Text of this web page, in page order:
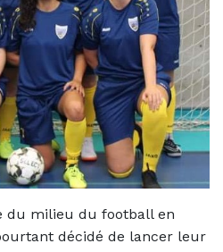
du milieu du football en
décidé de lancer leur